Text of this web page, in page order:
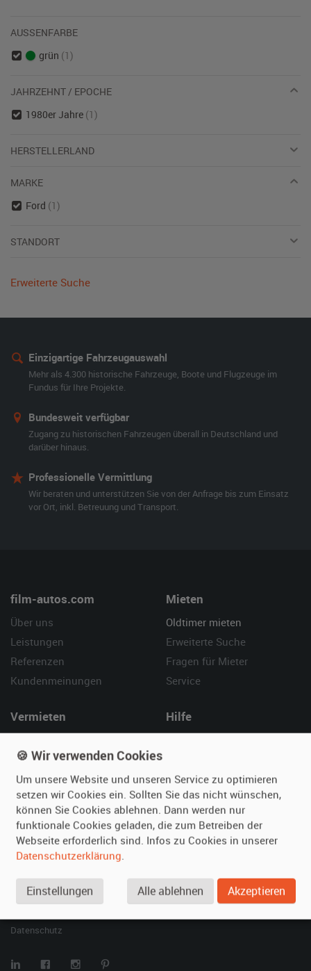
AUSSENFARBE
grün (1)
JAHRZEHNT / EPOCHE
1980er Jahre (1)
HERSTELLERLAND
MARKE
Ford (1)
STANDORT
Erweiterte Suche
Einzigartige Fahrzeugauswahl
Mehr als 4.300 historische Fahrzeuge, Boote und Flugzeuge im
Fundus für Ihre Projekte.
Bundesweit verfügbar
Zugang zu historischen Fahrzeugen überall in Deutschland und
darüber hinaus.
Professionelle Vermittlung
Wir beraten und unterstützen Sie von der Anfrage bis zum Einsatz
vor Ort, inkl. Betreuung und Transport.
film-autos.com
Über uns
Leistungen
Referenzen
Kundenmeinungen
Mieten
Oldtimer mieten
Erweiterte Suche
Fragen für Mieter
Service
Vermieten
Fotos senden
Fragen für Vermieter
Inserat verwalten
Hilfe
Kontakt
SPECIAL
Berühmte Filmautos –
Datenschutz
🍪 Wir verwenden Cookies
Um unsere Website und unseren Service zu optimieren
setzen wir Cookies ein. Sollten Sie das nicht wünschen,
können Sie Cookies ablehnen. Dann werden nur
funktionale Cookies geladen, die zum Betreiben der
Webseite erforderlich sind. Infos zu Cookies in unserer
Datenschutzerklärung.
Einstellungen Alle ablehnen Akzeptieren